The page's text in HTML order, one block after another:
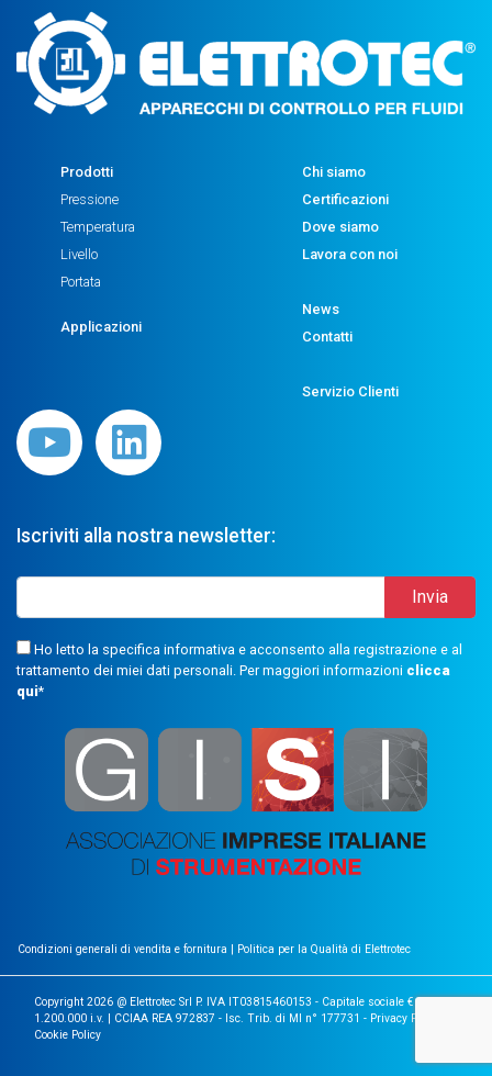
Prodotti
Pressione
Temperatura
Livello
Portata
Applicazioni
Chi siamo
Certificazioni
Dove siamo
Lavora con noi
News
Contatti
Servizio Clienti
Iscriviti alla nostra newsletter:
Ho letto la specifica informativa e acconsento alla registrazione e al
trattamento dei miei dati personali. Per maggiori informazioni clicca
qui*
Condizioni generali di vendita e fornitura Politica per la Qualità di Elettrotec
Copyright 2026 @ Elettrotec Srl P. IVA IT03815460153 - Capitale sociale €
1.200.000 i.v. | CCIAA REA 972837 - Isc. Trib. di MI n° 177731 - Privacy Policy
Cookie Policy